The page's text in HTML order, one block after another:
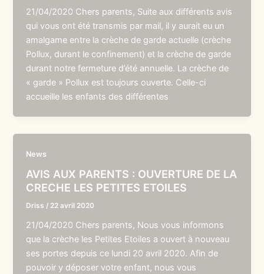
21/04/2020 Chers parents, Suite aux différents avis
qui vous ont été transmis par mail, il y aurait eu un
amalgame entre la crèche de garde actuelle (crèche
Pollux, durant le confinement) et la crèche de garde
durant notre fermeture d’été annuelle. La crèche de
« garde » Pollux est toujours ouverte. Celle-ci
accueille les enfants des différentes
News
AVIS AUX PARENTS : OUVERTURE DE LA
CRECHE LES PETITES ETOILES
Driss / 22 avril 2020
21/04/2020 Chers parents, Nous vous informons
que la crèche les Petites Etoiles a ouvert à nouveau
ses portes depuis ce lundi 20 avril 2020. Afin de
pouvoir y déposer votre enfant, nous vous